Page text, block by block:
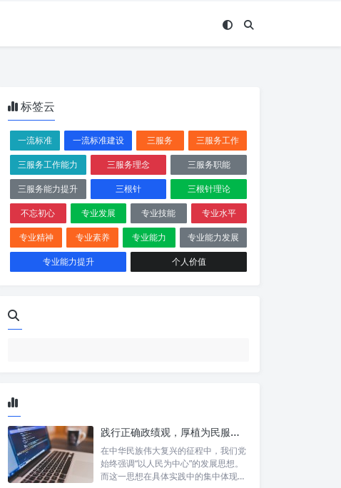
标签云
一流标准 一流标准建设 三服务
三服务工作
三服务工作能力
三服务理念
三服务职能
三服务能力提升
三根针
三根针理论
不忘初心
专业发展 专业技能
专业水平
专业精神
专业素养 专业能力
专业能力发展
专业能力提升
个人价值
践行正确政绩观，厚植为民服务根基：迈向高质量发展的根本遵循
在中华民族伟大复兴的征程中，我们党
始终强调“以人民为中心”的发展思想。
而这一思想在具体实践中的集中体现，